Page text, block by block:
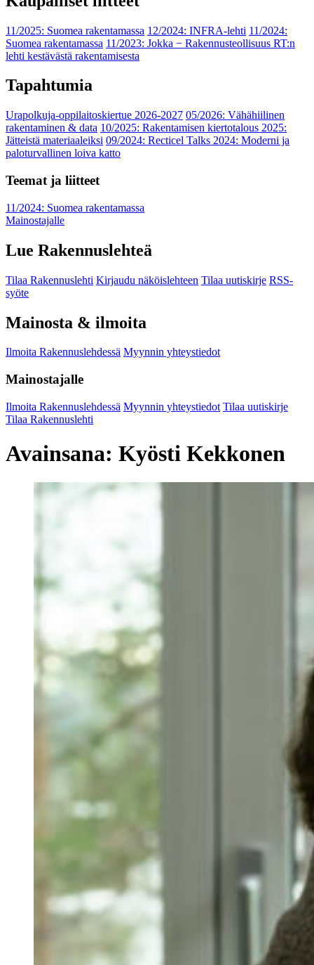
11/2025: Suomea rakentamassa 12/2024: INFRA-lehti 11/2024:
Suomea rakentamassa 11/2023: Jokka − Rakennusteollisuus RT:n
lehti kestävästä rakentamisesta
Tapahtumia
Urapolkuja-oppilaitoskiertue 2026-2027 05/2026: Vähähiilinen
rakentaminen & data 10/2025: Rakentamisen kiertotalous 2025:
Jätteistä materiaaleiksi 09/2024: Recticel Talks 2024: Moderni ja
paloturvallinen loiva katto
Teemat ja liitteet
11/2024: Suomea rakentamassa
Mainostajalle
Lue Rakennuslehteä
Tilaa Rakennuslehti Kirjaudu näköislehteen Tilaa uutiskirje RSS-
syöte
Mainosta & ilmoita
Ilmoita Rakennuslehdessä Myynnin yhteystiedot
Mainostajalle
Ilmoita Rakennuslehdessä Myynnin yhteystiedot Tilaa uutiskirje
Tilaa Rakennuslehti
Avainsana: Kyösti Kekkonen